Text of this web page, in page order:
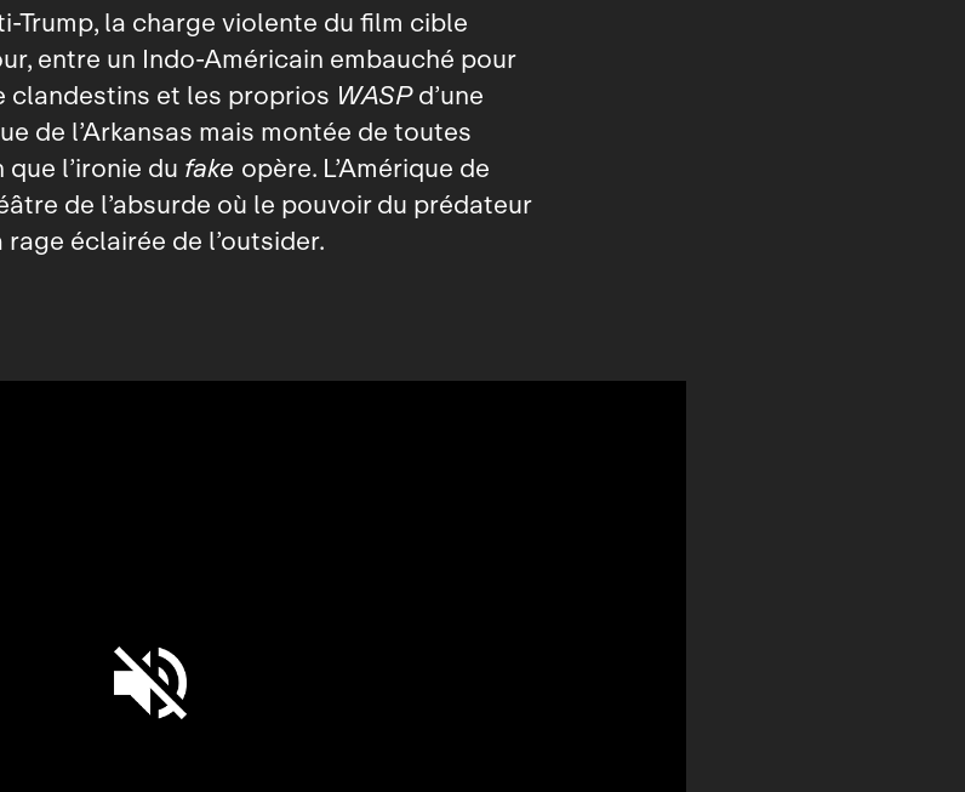
la charge violente du film cible
entre un Indo‑Américain embauché pour
clandestins et les proprios WASPd’une
de l’Arkansas mais montée de toutes
l’ironie du fake opère. L’Amérique de
de l’absurde où le pouvoir du prédateur
éclairée de l’outsider.